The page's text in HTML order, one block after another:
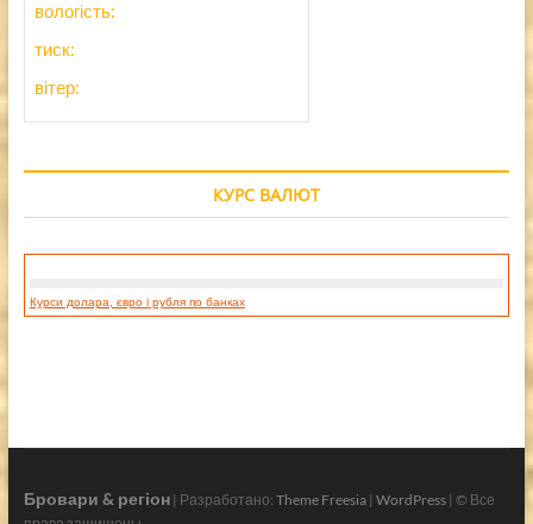
вологість:
тиск:
вітер:
КУРС ВАЛЮТ
Курси долара, євро і рубля по банках
Бровари & регіон| Разработано: Theme Freesia| WordPress| © Все